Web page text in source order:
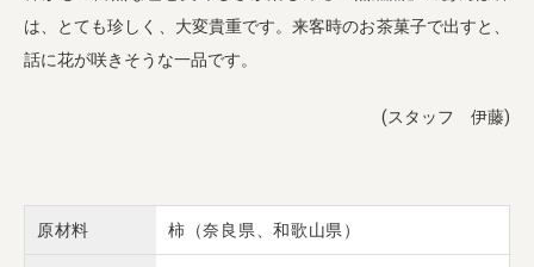
は、とても珍しく、大変貴重です。来客時のお茶菓子で出すと、
話に花が咲きそうな一品です。
(スタッフ 伊藤)
原材料 柿（奈良県、和歌山県）